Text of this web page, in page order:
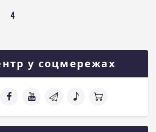
СТОРІНКА
4
у соцмережах